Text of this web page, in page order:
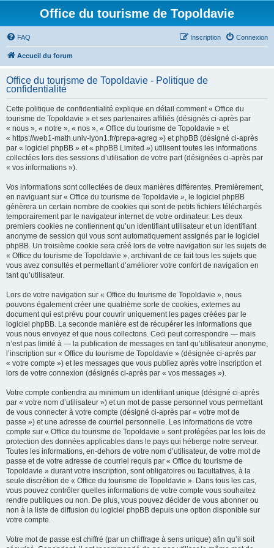
Office du tourisme de Topoldavie
FAQ Connexion
Inscription
Accueil du forum
Office du tourisme de Topoldavie - Politique de
confidentialité
Cette politique de confidentialité explique en détail comment « Office du
tourisme de Topoldavie » et ses partenaires affiliés (désignés ci-après par
« nous », « notre », « nos », « Office du tourisme de Topoldavie » et
« https://web1-math.univ-lyon1.fr/prepa-agreg ») et phpBB (désigné ci-après
par « logiciel phpBB » et « phpBB Limited ») utilisent toutes les informations
collectées lors des sessions d’utilisation de votre part (désignées ci-après par
« vos informations »).
Vos informations sont collectées de deux manières différentes. Premièrement,
en naviguant sur « Office du tourisme de Topoldavie », le logiciel phpBB
génèrera un certain nombre de cookies qui sont de petits fichiers téléchargés
temporairement par le navigateur internet de votre ordinateur. Les deux
premiers cookies ne contiennent qu’un identifiant utilisateur et un identifiant
anonyme de session qui vous sont automatiquement assignés par le logiciel
phpBB. Un troisième cookie sera créé lors de votre navigation sur les sujets de
« Office du tourisme de Topoldavie », archivant de ce fait tous les sujets que
vous avez consultés et permettant d’améliorer votre confort de navigation en
tant qu’utilisateur.
Lors de votre navigation sur « Office du tourisme de Topoldavie », nous
pouvons également créer une quatrième sorte de cookies, externes au
document qui est prévu pour couvrir uniquement les pages créées par le
logiciel phpBB. La seconde manière est de récupérer les informations que
vous nous envoyez et que nous collectons. Ceci peut correspondre — mais
n’est pas limité à — la publication de messages en tant qu’utilisateur anonyme,
l’inscription sur « Office du tourisme de Topoldavie » (désignée ci-après par
« votre compte ») et les messages que vous publiez après votre inscription et
lors de votre connexion (désignés ci-après par « vos messages »).
Votre compte contiendra au minimum un identifiant unique (désigné ci-après
par « votre nom d’utilisateur ») et un mot de passe personnel vous permettant
de vous connecter à votre compte (désigné ci-après par « votre mot de
passe ») et une adresse de courriel personnelle. Les informations de votre
compte sur « Office du tourisme de Topoldavie » sont protégées par les lois de
protection des données applicables dans le pays qui héberge notre serveur.
Toutes les informations, en-dehors de votre nom d’utilisateur, de votre mot de
passe et de votre adresse de courriel requis par « Office du tourisme de
Topoldavie » durant votre inscription, sont obligatoires ou facultatives, à la
seule discrétion de « Office du tourisme de Topoldavie ». Dans tous les cas,
vous pouvez contrôler quelles informations de votre compte vous souhaitez
rendre publiques ou non. De plus, vous pouvez décider de vous abonner ou
non à la liste de diffusion du logiciel phpBB depuis une option disponible sur
votre compte.
Votre mot de passe est chiffré (par un chiffrage à sens unique) afin qu’il soit